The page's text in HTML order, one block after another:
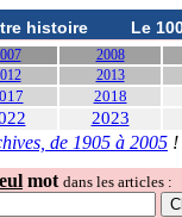
histoire Le
2008
2013
2018
2023
de 1905 à 2005 !
mot dans les articles :